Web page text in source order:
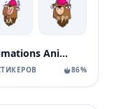
Animations Animals Sticks
86%